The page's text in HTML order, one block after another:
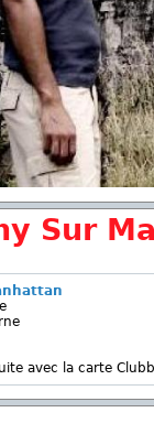
Sur
avec la carte